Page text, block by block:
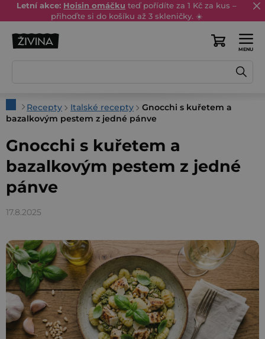
Přejít
na
obsah
Letní akce: Hoisin omáčku teď pořídíte za 1 Kč za kus –
přihoďte si do košíku až 3 skleničky. ☀️
Nákupní
DomůRecepty Italské recepty
Gnocchi s kuřetem a
bazalkovým pestem z jedné pánve
Gnocchi s kuřetem a
bazalkovým pestem z jedné
pánve
17.8.2025